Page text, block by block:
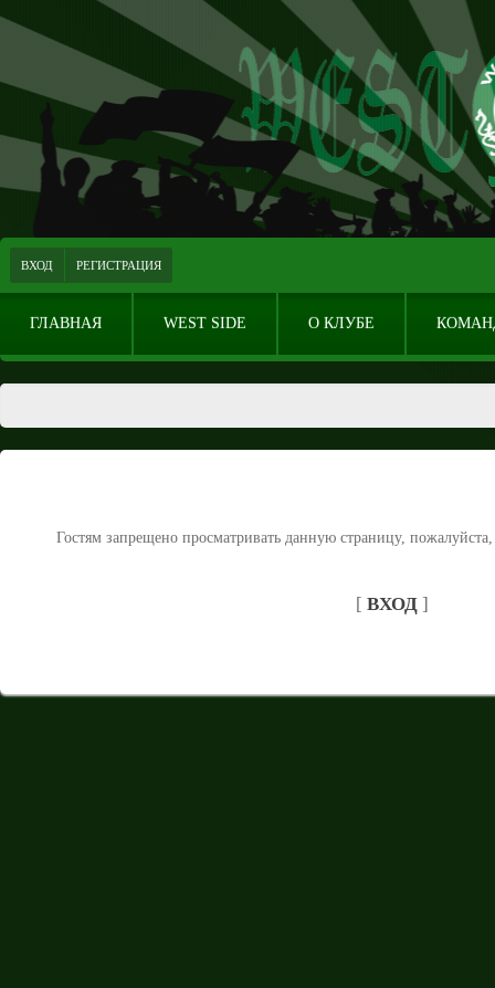
ВХОД РЕГИСТРАЦИЯ
ГЛАВНАЯ WEST SIDE О КЛУБЕ
Гостям запрещено просматривать данную страницу,
[ ВХОД ]